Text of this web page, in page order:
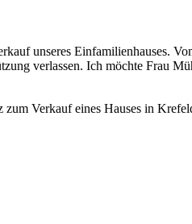
unseres Einfamilienhauses.
verlassen. Ich möchte Frau
zum Verkauf eines Hauses in